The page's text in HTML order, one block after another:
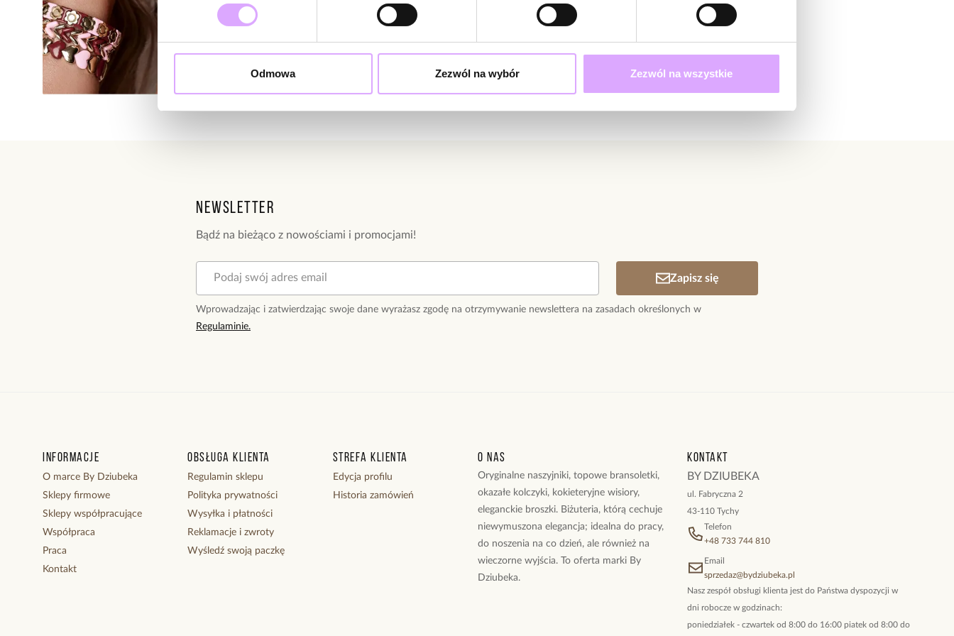
Odmowa Zezwól na wybór Zezwól na wszystkie
Surowiec: stop cynku, akryl.
Kolor: różowy, bordowy, złoty.
Średnica: 5,30 cm bez rozciągania gumki.
Newsletter
Bądź na bieżąco z nowościami i promocjami!
Zapisz się
Wprowadzając i zatwierdzając swoje dane wyrażasz zgodę na otrzymywanie newslettera na zasadach określonych w
Regulaminie.
Informacje
O marce By Dziubeka
Sklepy firmowe
Sklepy współpracujące
Współpraca
Praca
Kontakt
Obsługa klienta
Regulamin sklepu
Polityka prywatności
Wysyłka i płatności
Reklamacje i zwroty
Wyśledź swoją paczkę
Strefa klienta
Edycja profilu
Historia zamówień
O nas
Oryginalne naszyjniki, topowe bransoletki,
okazałe kolczyki, kokieteryjne wisiory,
eleganckie broszki. Biżuteria, którą cechuje
niewymuszona elegancja; idealna do pracy,
do noszenia na co dzień, ale również na
wieczorne wyjścia. To oferta marki By
Dziubeka.
Kontakt
BY DZIUBEKA
ul. Fabryczna 2
43-110 Tychy
Telefon
+48 733 744 810
Email
sprzedaz@bydziubeka.pl
Nasz zespół obsługi klienta jest do Państwa dyspozycji w
dni robocze w godzinach:
poniedziałek - czwartek od 8:00 do 16:00 piatek od 8:00 do